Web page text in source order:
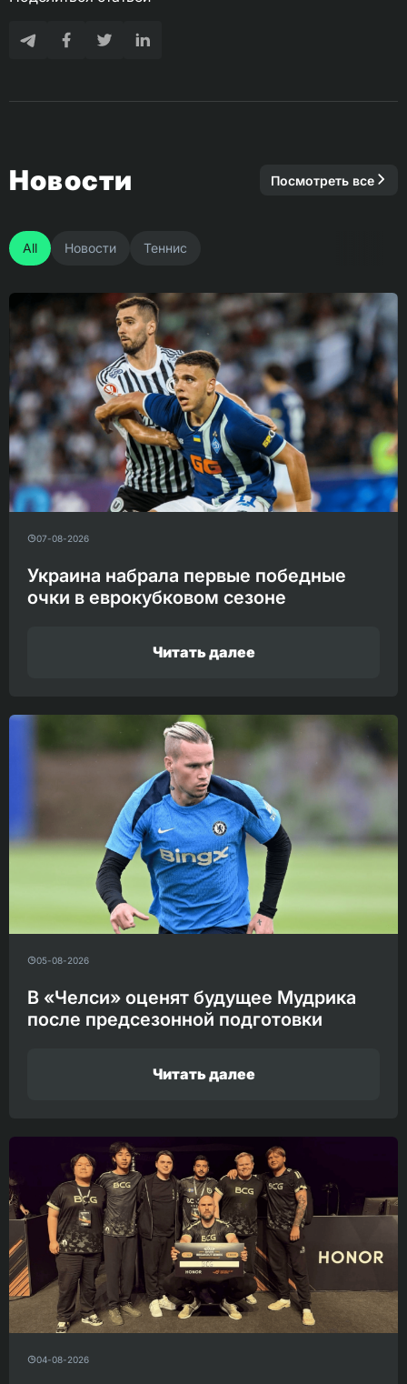
Новости Посмотреть все
All Новости Теннис
07-08-2026
Украина набрала первые победные
очки в еврокубковом сезоне
Читать далее
05-08-2026
В «Челси» оценят будущее Мудрика
после предсезонной подготовки
Читать далее
04-08-2026